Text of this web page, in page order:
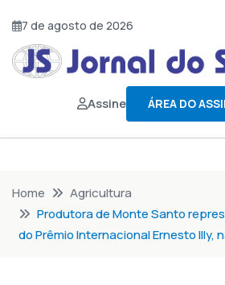
7 de agosto de 2026
Assine ÁREA DO
Home
Agricultura
Produtora de Monte Santo
do Prêmio Internacional Ernesto Illy,